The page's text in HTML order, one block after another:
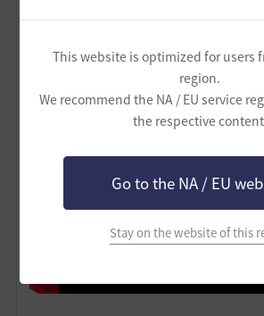
This website is optimized for users
region.
We recommend the NA / EU service
the respective
Go to the NA / EU
Stay on the website of this
こちらは・・・ 重帆船の種類を解説し